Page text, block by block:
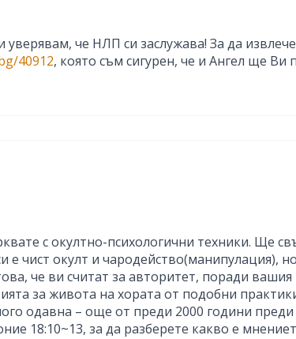
че НЛП си заслужава! За да
40912, която съм сигурен, че и Ангел ще Ви
с окултно-психологични техники. Ще
е чист окулт и чародейство(манипулация),
че ви считат за авторитет, поради
за живота на хората от подобни
одавна – още от преди 2000 години
18:10~13, за да разберете какво е